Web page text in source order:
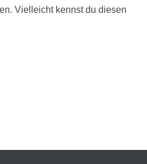
Vielleicht kennst du diesen